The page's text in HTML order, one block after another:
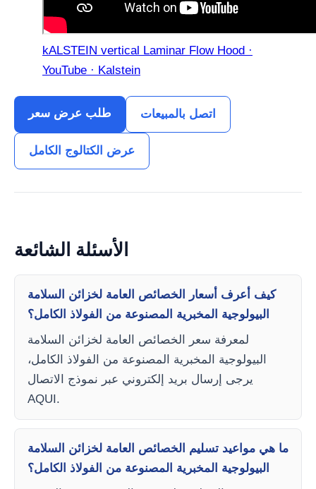
kALSTEIN vertical Laminar Flow Hood ·
YouTube · Kalstein
طلب عرض سعر اتصل بالمبيعات
عرض الكتالوج الكامل
الأسئلة الشائعة
كيف أعرف أسعار الخصائص العامة لخزائن السلامة
البيولوجية المخبرية المصنوعة من الفولاذ الكامل؟
لمعرفة سعر الخصائص العامة لخزائن السلامة
البيولوجية المخبرية المصنوعة من الفولاذ الكامل،
يرجى إرسال بريد إلكتروني عبر نموذج الاتصال
AQUI.
ما هي مواعيد تسليم الخصائص العامة لخزائن السلامة
البيولوجية المخبرية المصنوعة من الفولاذ الكامل؟